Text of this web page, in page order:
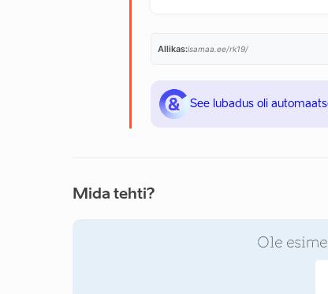
Allikas:isamaa.ee/rk19/
See lubadus oli
Mida tehti?
Ole